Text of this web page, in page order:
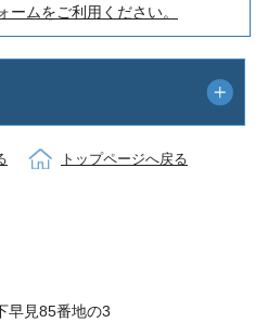
ームをご利用ください。
トップページへ戻る
見85番地の3